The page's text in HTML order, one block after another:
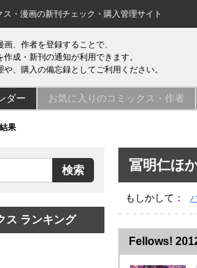
ス・漫画の新刊チェック・購入管理サイト
、作者を登録することで、
成・新刊の通知が利用できます。
、購入の備忘録としてご利用ください。
ダー お気に入りのコミックス・作者
果
冨明仁ほ
もしかして：
Fellows!
ス ランキング